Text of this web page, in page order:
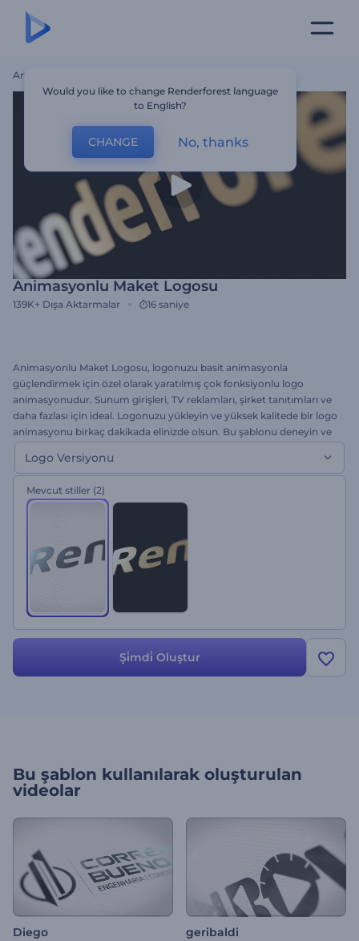
Ana Sayfa
Animasyonlu Maket Logosu
139K+ Dışa Aktarmalar 16 saniye
Animasyonlu Maket Logosu, logonuzu basit animasyonla
güçlendirmek için özel olarak yaratılmış çok fonksiyonlu logo
animasyonudur. Sunum girişleri, TV reklamları, şirket tanıtımları ve
daha fazlası için ideal. Logonuzu yükleyin ve yüksek kalitede bir logo
animasyonu birkaç dakikada elinizde olsun. Bu şablonu deneyin ve
sadeliğin zarafetini hissedin!
Logo Versiyonu
Mevcut stiller (2)
Şi̇mdi̇ Oluştur
Bu şablon kullanılarak oluşturulan
videolar
Diego geribaldi
Would you like to change Renderforest language
to English?
CHANGE No, thanks